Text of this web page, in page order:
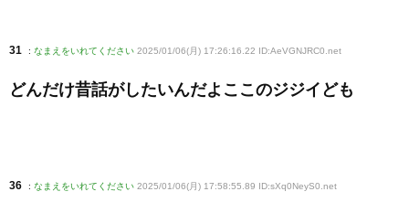
31 : なまえをいれてください 2025/01/06(月) 17:26:16.22 ID:AeVGNJRC0.net
どんだけ昔話がしたいんだよここのジジイども
36 : なまえをいれてください 2025/01/06(月) 17:58:55.89 ID:sXq0NeyS0.net